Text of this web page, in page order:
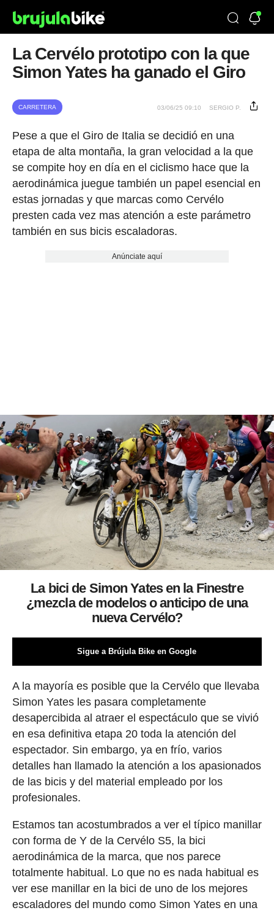
La Cervélo prototipo con la que
Simon Yates ha ganado el Giro
CARRETERA 03/06/25 09:10 SERGIO P.
Pese a que el Giro de Italia se decidió en una
etapa de alta montaña, la gran velocidad a la que
se compite hoy en día en el ciclismo hace que la
aerodinámica juegue también un papel esencial en
estas jornadas y que marcas como Cervélo
presten cada vez mas atención a este parámetro
también en sus bicis escaladoras.
Anúnciate aquí
La bici de Simon Yates en la Finestre
¿mezcla de modelos o anticipo de una
nueva Cervélo?
Sigue a Brújula Bike en Google
A la mayoría es posible que la Cervélo que llevaba
Simon Yates les pasara completamente
desapercibida al atraer el espectáculo que se vivió
en esa definitiva etapa 20 toda la atención del
espectador. Sin embargo, ya en frío, varios
detalles han llamado la atención a los apasionados
de las bicis y del material empleado por los
profesionales.
Estamos tan acostumbrados a ver el típico manillar
con forma de Y de la Cervélo S5, la bici
aerodinámica de la marca, que nos parece
totalmente habitual. Lo que no es nada habitual es
ver ese manillar en la bici de uno de los mejores
escaladores del mundo como Simon Yates en una